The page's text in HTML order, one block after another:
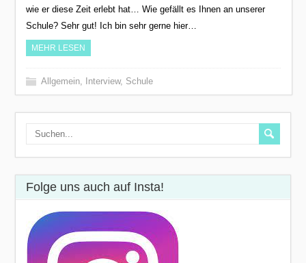
wie er diese Zeit erlebt hat… Wie gefällt es Ihnen an unserer
Schule? Sehr gut! Ich bin sehr gerne hier…
MEHR LESEN
Allgemein, Interview, Schule
Folge uns auch auf Insta!